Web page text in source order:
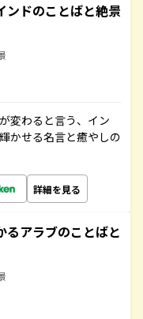
ンドのことばと絶景
変わると言う、イン
かせる名言と癒やしの
詳細を見る
るアラブのことばと